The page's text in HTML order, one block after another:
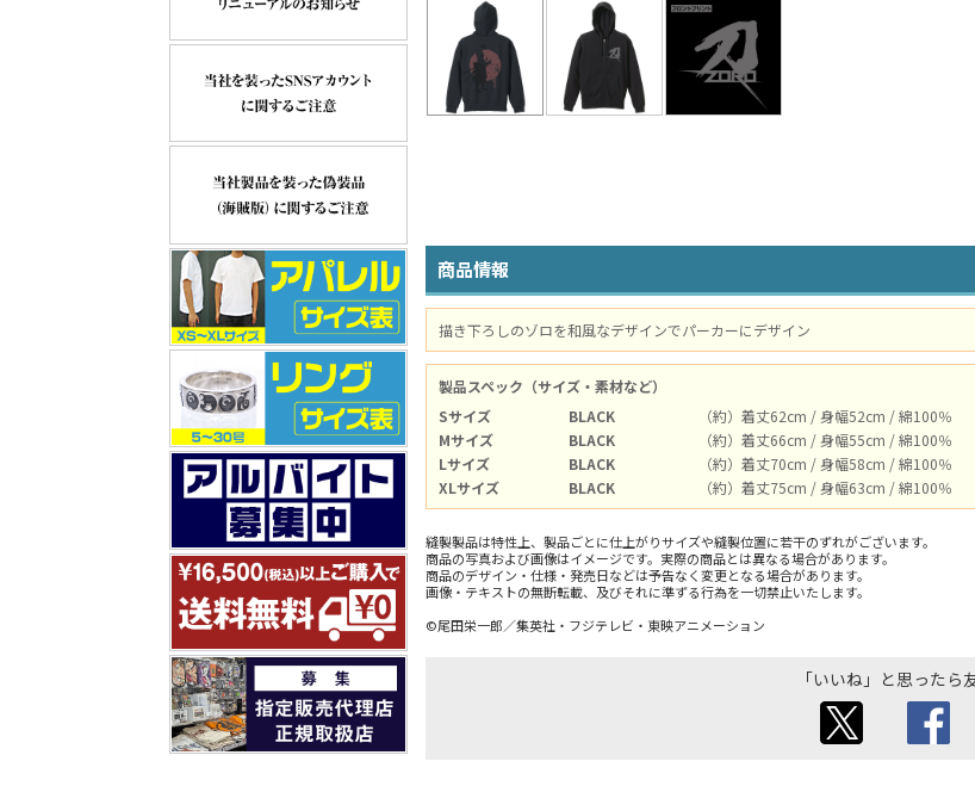
商品情報
描き下ろしのゾロを和風なデザインでパーカーにデザイン
製品スペック（サイズ・素材など）
Sサイズ
BLACK
（約）着丈62cm / 身幅52cm / 綿100％
Mサイズ
BLACK
（約）着丈66cm / 身幅55cm / 綿100％
Lサイズ
BLACK
（約）着丈70cm / 身幅58cm / 綿100％
XLサイズ
BLACK （約）着丈75cm / 身幅63cm / 綿100％
縫製製品は特性上、製品ごとに仕上がりサイズや縫製位置に若干のずれがございます。
商品の写真および画像はイメージです。実際の商品とは異なる場合があります。
商品のデザイン・仕様・発売日などは予告なく変更となる場合があります。
画像・テキストの無断転載、及びそれに準ずる行為を一切禁止いたします。
©尾田栄一郎／集英社・フジテレビ・東映アニメーション
「いいね」と思ったら